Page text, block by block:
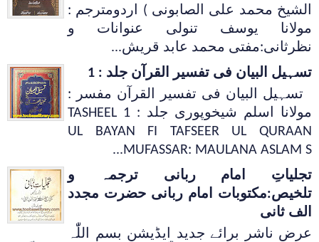
الشیخ محمد علی الصابونی ) اردومترجم :
مولانا یوسف تنولی عنوانات و
نظرثانی:مفتی محمد عابد قریش...
تسہیل البیان فی تفسیر القرآن جلد : 1
تسہیل البیان فی تفسیر القرآن مفسر :
مولانا اسلم شیخوپوری جلد : 1 TASHEEL
UL BAYAN FI TAFSEER UL QURAAN
MUFASSAR: MAULANA ASLAM S...
تجلیاتِ امام ربانی ترجمہ و
تلخیص:مکتوبات امام ربانی حضرت مجدد
الف ثانی
عرض ناشر برائے جدید ایڈیشن بسم اللّٰہ